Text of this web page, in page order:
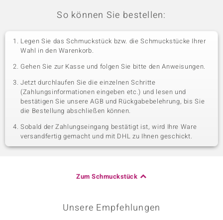
So können Sie bestellen:
Legen Sie das Schmuckstück bzw. die Schmuckstücke Ihrer
Wahl in den Warenkorb.
Gehen Sie zur Kasse und folgen Sie bitte den Anweisungen.
Jetzt durchlaufen Sie die einzelnen Schritte
(Zahlungsinformationen eingeben etc.) und lesen und
bestätigen Sie unsere AGB und Rückgabebelehrung, bis Sie
die Bestellung abschließen können.
Sobald der Zahlungseingang bestätigt ist, wird Ihre Ware
versandfertig gemacht und mit DHL zu Ihnen geschickt.
Zum Schmuckstück
Unsere Empfehlungen